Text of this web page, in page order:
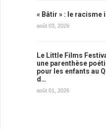
« Bâtir » : le
août 03, 2026
Le Little Films
une parenthèse
pour les enfants au
d…
août 01, 2026